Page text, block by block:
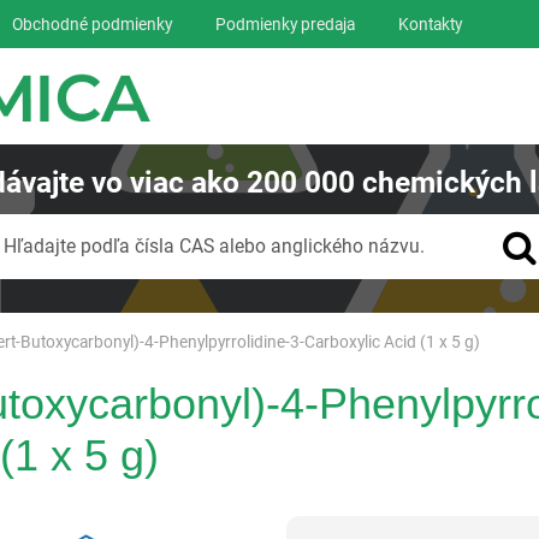
Butoxycarbonyl)-4-Phenylpyrrolidine-3-Carboxylic Acid (1 x 5 g)
4-
x 5 g)
Obchodné podmienky Podmienky predaja Kontakty
vo viac ako200 000 chemických
Hľadajte podľa čísla CAS alebo anglického názvu.